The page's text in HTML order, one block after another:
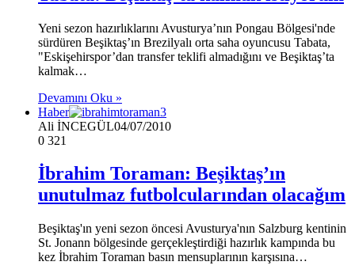
Yeni sezon hazırlıklarını Avusturya’nın Pongau Bölgesi'nde
sürdüren Beşiktaş’ın Brezilyalı orta saha oyuncusu Tabata,
"Eskişehirspor’dan transfer teklifi almadığını ve Beşiktaş’ta
kalmak…
Devamını Oku »
Haber
Ali İNCEGÜL04/07/2010
0 321
İbrahim Toraman: Beşiktaş’ın
unutulmaz futbolcularından olacağım
Beşiktaş'ın yeni sezon öncesi Avusturya'nın Salzburg kentinin
St. Jonann bölgesinde gerçekleştirdiği hazırlık kampında bu
kez İbrahim Toraman basın mensuplarının karşısına…